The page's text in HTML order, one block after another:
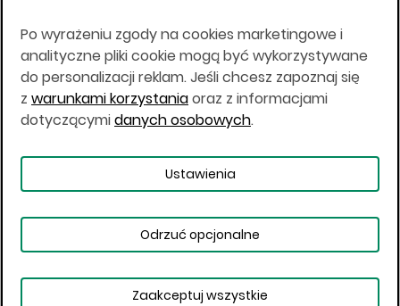
Japonii, ani w dowolnej innej jurysdykcji, w której
taki materiał byłby sprzeczny z prawem lub w
których zgodne z prawem nabycie produktów
inwestycyjnych nie jest możliwe lub w której nie
jest możliwe złożenie oferty. Prawa obowiązujące
w danej jurysdykcji określają, czy jest możliwe
nabycie poszczególnych produktów
Copyright © 2026 BOŚ | BOSSA.PL
Warunki korzystania
Dane osobowe
Po wyrażeniu zgody na cookies marketingowe i
analityczne pliki cookie mogą być wykorzystywane
do personalizacji reklam. Jeśli chcesz zapoznaj się
z warunkami korzystaniaoraz z informacjami
dotyczącymidanych osobowych.
Ustawienia
Odrzuć opcjonalne
Zaakceptuj wszystkie